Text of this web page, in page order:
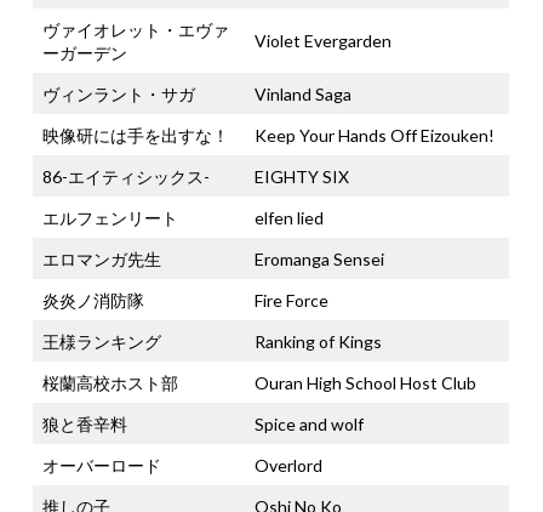
ヴァイオレット・エヴァ
ーガーデン
Violet Evergarden
ヴィンラント・サガ
Vinland Saga
映像研には手を出すな！
Keep Your Hands Off Eizouken!
86-エイティシックス-
EIGHTY SIX
エルフェンリート
elfen lied
エロマンガ先生
Eromanga Sensei
炎炎ノ消防隊
Fire Force
王様ランキング
Ranking of Kings
桜蘭高校ホスト部
Ouran High School Host Club
狼と香辛料
Spice and wolf
オーバーロード
Overlord
推しの子
Oshi No Ko